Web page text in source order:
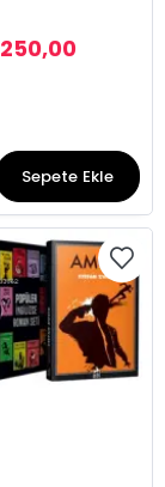
250,00
Sepete Ekle